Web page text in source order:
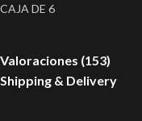
CAJA DE 6
Valoraciones (153)
Shipping & Delivery